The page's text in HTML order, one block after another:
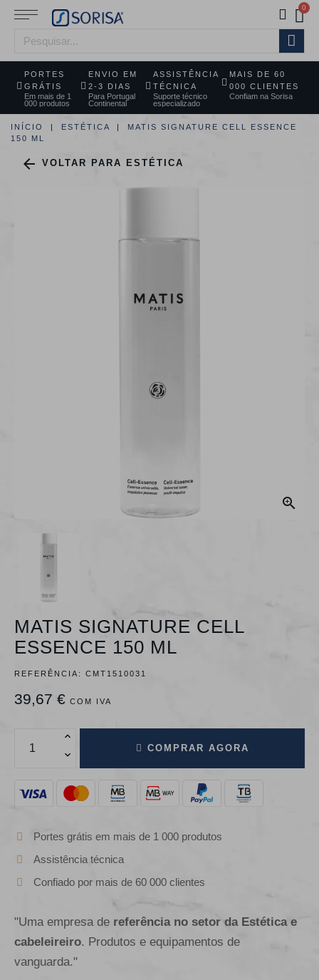
PORTES
GRÁTIS
Em mais de 1
000 produtos
ENVIO EM
2-3 DIAS
Para Portugal
Continental
ASSISTÊNCIA
TÉCNICA
Suporte técnico
especializado
MAIS DE 60
000 CLIENTES
Confiam na Sorisa
INÍCIO ESTÉTICA
MATIS SIGNATURE CELL ESSENCE
150 ML
 VOLTAR PARA ESTÉTICA

MATIS SIGNATURE CELL
ESSENCE 150 ML
REFERÊNCIA: CMT1510031
39,67 € COM IVA
COMPRAR AGORA
Portes grátis em mais de 1 000 produtos
Assistência técnica
Confiado por mais de 60 000 clientes
"Uma empresa de referência no setor da Estética e
cabeleireiro. Produtos e equipamentos de
vanguarda."